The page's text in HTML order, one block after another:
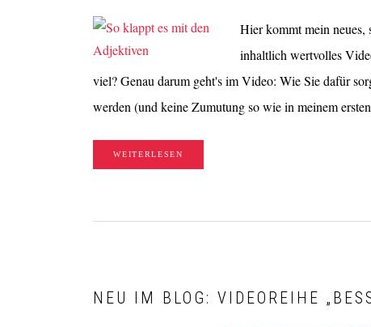
Hier kommt mein neues,
inhaltlich wertvolles
viel? Genau darum geht's im Video: Wie Sie dafür
werden (und keine Zumutung so wie in meinem
WEITERLESEN
NEU IM BLOG: VIDEOREIHE